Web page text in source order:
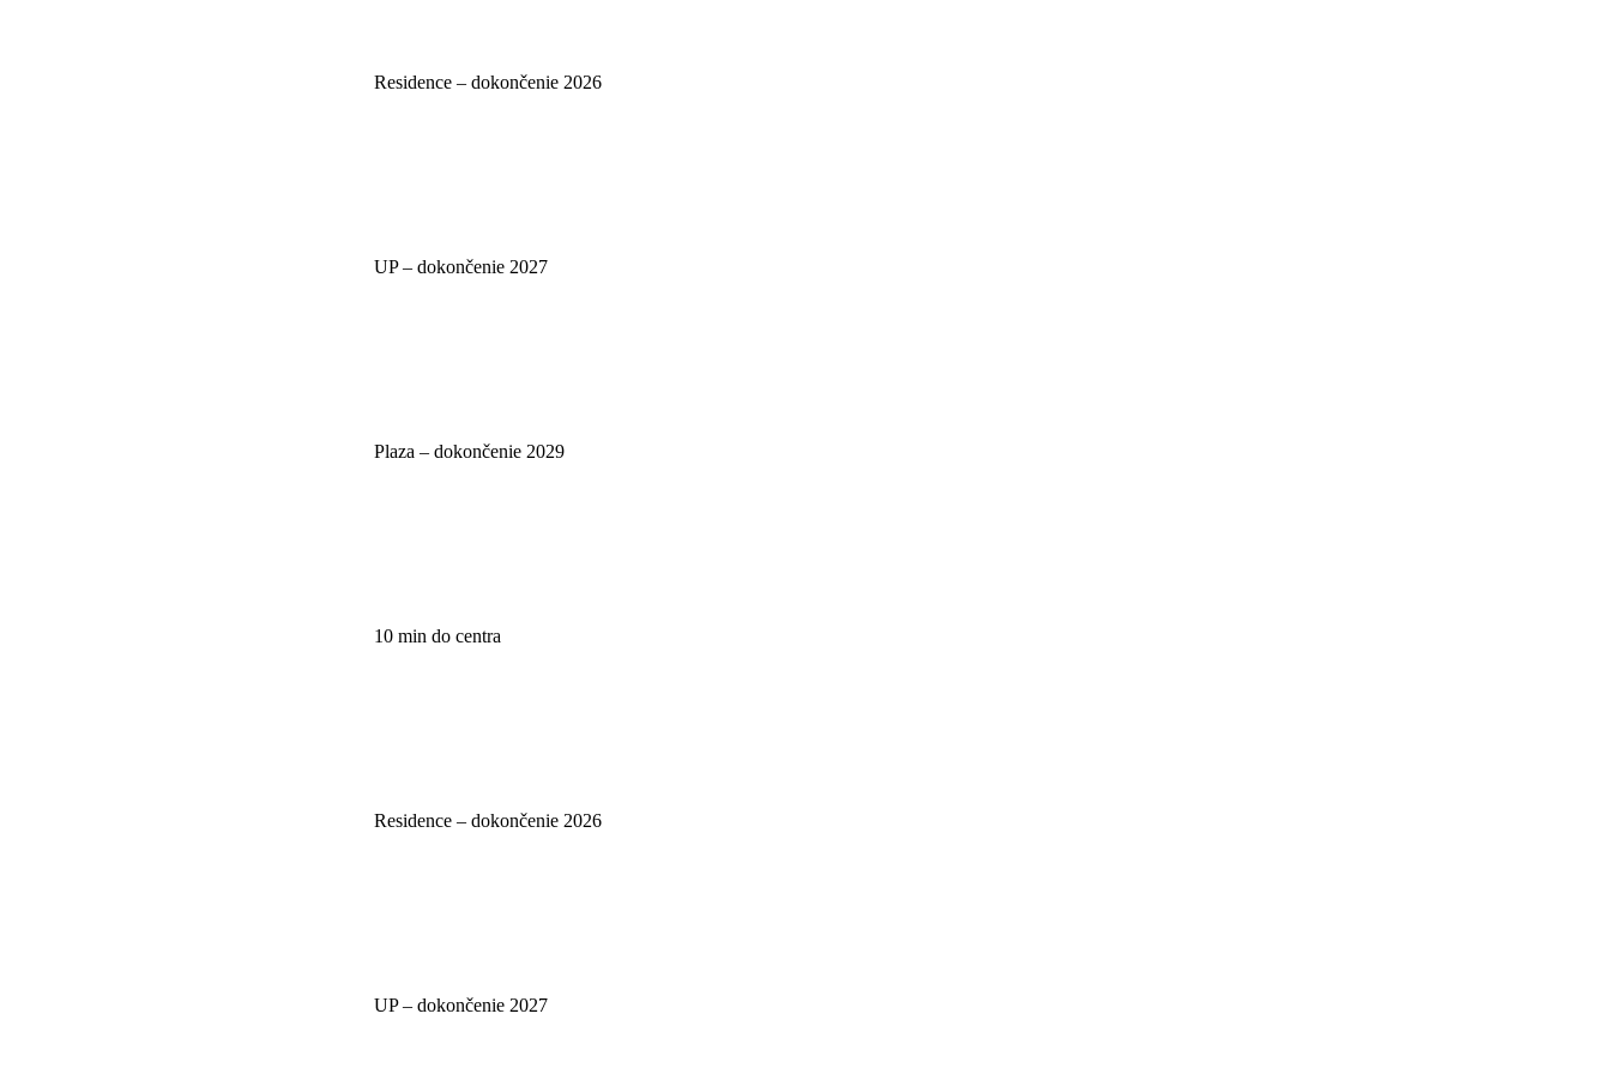
Residence – dokončenie 2026
UP – dokončenie 2027
Plaza – dokončenie 2029
10 min do centra
Residence – dokončenie 2026
UP – dokončenie 2027